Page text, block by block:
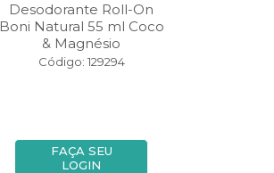
Desodorante Roll-On
Boni Natural 55 ml Coco
& Magnésio
Código: 129294
FAÇA SEU
LOGIN